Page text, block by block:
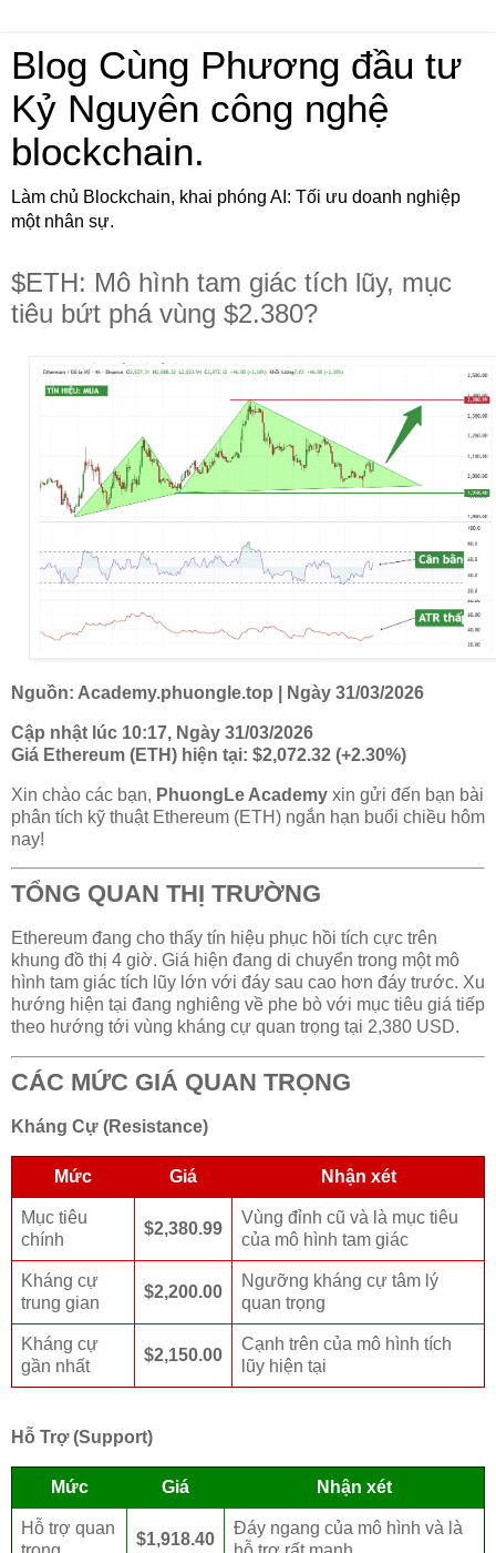
Blog Cùng Phương đầu tư
Kỷ Nguyên công nghệ
blockchain.
Làm chủ Blockchain, khai phóng AI: Tối ưu doanh nghiệp
một nhân sự.
$ETH: Mô hình tam giác tích lũy, mục
tiêu bứt phá vùng $2.380?
Nguồn: Academy.phuongle.top | Ngày 31/03/2026
Cập nhật lúc 10:17, Ngày 31/03/2026
Giá Ethereum (ETH) hiện tại: $2,072.32 (+2.30%)
Xin chào các bạn, PhuongLe Academy xin gửi đến bạn bài
phân tích kỹ thuật Ethereum (ETH) ngắn hạn buổi chiều hôm
nay!
TỔNG QUAN THỊ TRƯỜNG
Ethereum đang cho thấy tín hiệu phục hồi tích cực trên
khung đồ thị 4 giờ. Giá hiện đang di chuyển trong một mô
hình tam giác tích lũy lớn với đáy sau cao hơn đáy trước. Xu
hướng hiện tại đang nghiêng về phe bò với mục tiêu giá tiếp
theo hướng tới vùng kháng cự quan trọng tại 2,380 USD.
CÁC MỨC GIÁ QUAN TRỌNG
Kháng Cự (Resistance)
Mức Giá Nhận xét
Mục tiêu
chính
$2,380.99
Vùng đỉnh cũ và là mục tiêu
của mô hình tam giác
Kháng cự
trung gian
$2,200.00
Ngưỡng kháng cự tâm lý
quan trọng
Kháng cự
gần nhất
$2,150.00
Cạnh trên của mô hình tích
lũy hiện tại
Hỗ Trợ (Support)
Mức Giá Nhận xét
Hỗ trợ quan
$1,918.40
Đáy ngang của mô hình và là